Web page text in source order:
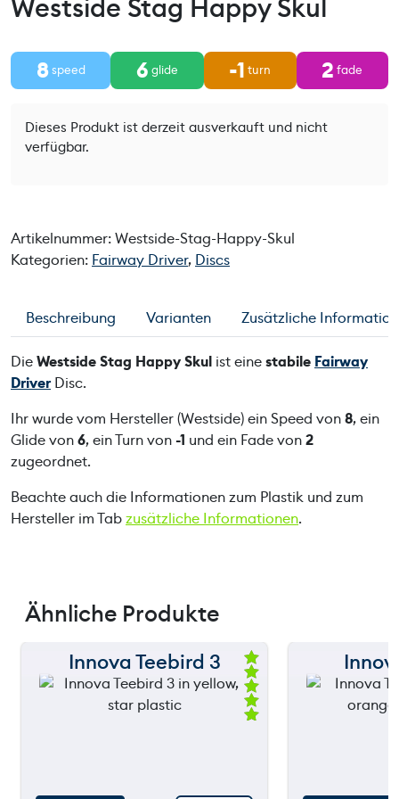
Westside Stag Happy Skul
8speed 6 glide -1 turn 2 fade
Dieses Produkt ist derzeit ausverkauft und nicht
verfügbar.
Artikelnummer:Westside-Stag-Happy-Skul
Kategorien: Fairway Driver, Discs
Beschreibung Varianten Zusätzliche
DieWestside Stag Happy Skul ist einestabile Fairway
DriverDisc.
Ihr wurde vom Hersteller (Westside) ein Speed von8, ein
Glide von6, ein Turn von-1 und ein Fade von2
zugeordnet.
Beachte auch die Informationen zum Plastik und zum
Hersteller im Tabzusätzliche Informationen.
Ähnliche Produkte
150 m
Innova Teebird 3
Be
we
rte
t
vo
120 m
150 m